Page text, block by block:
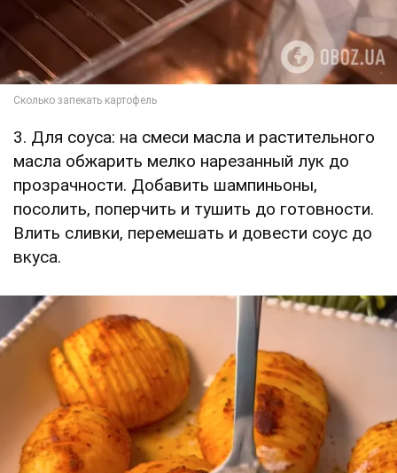
3. Для соуса: на смеси масла и растительного
масла обжарить мелко нарезанный лук до
прозрачности. Добавить шампиньоны,
посолить, поперчить и тушить до готовности.
Влить сливки, перемешать и довести соус до
вкуса.